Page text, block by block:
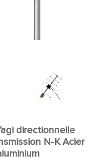
directionnelle
N-K Acier